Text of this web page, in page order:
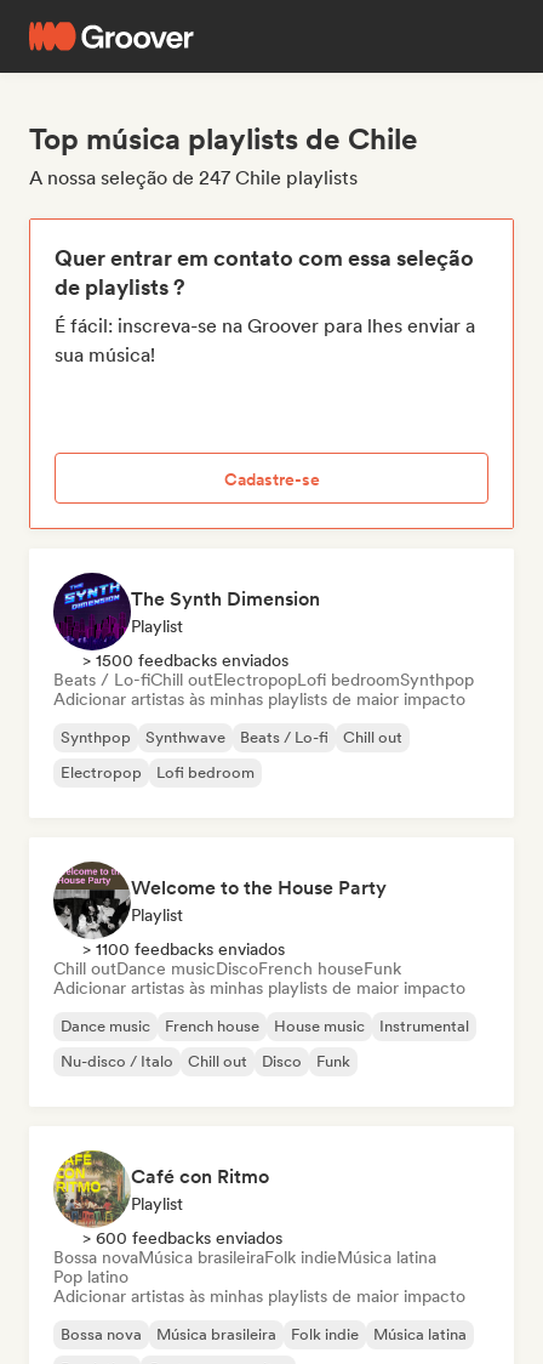
Top música playlists de Chile
A nossa seleção de 247 Chile playlists
Quer entrar em contato com essa seleção
de playlists ?
É fácil: inscreva-se na Groover para lhes enviar a
sua música!
Cadastre-se
The Synth Dimension
Playlist
> 1500 feedbacks enviados
Beats / Lo-fiChill outElectropopLofi bedroomSynthpop
Adicionar artistas às minhas playlists de maior impacto
Synthpop Synthwave Beats / Lo-fi
Chill out
Electropop
Lofi bedroom
Welcome to the House Party
Playlist
> 1100 feedbacks enviados
Chill outDance musicDiscoFrench houseFunk
Adicionar artistas às minhas playlists de maior impacto
Dance music French house House music
Instrumental
Nu-disco / Italo
Chill out Disco Funk
Café con Ritmo
Playlist
> 600 feedbacks enviados
Bossa novaMúsica brasileiraFolk indieMúsica latina
Pop latino
Adicionar artistas às minhas playlists de maior impacto
Bossa nova Música brasileira Folk indie
Música latina